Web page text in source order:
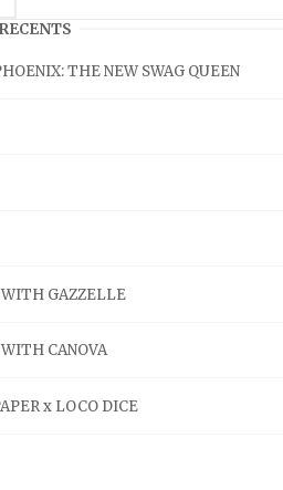
RECENTS
THE NEW SWAG QUEEN
WITH GAZZELLE
CANOVA
x LOCO DICE